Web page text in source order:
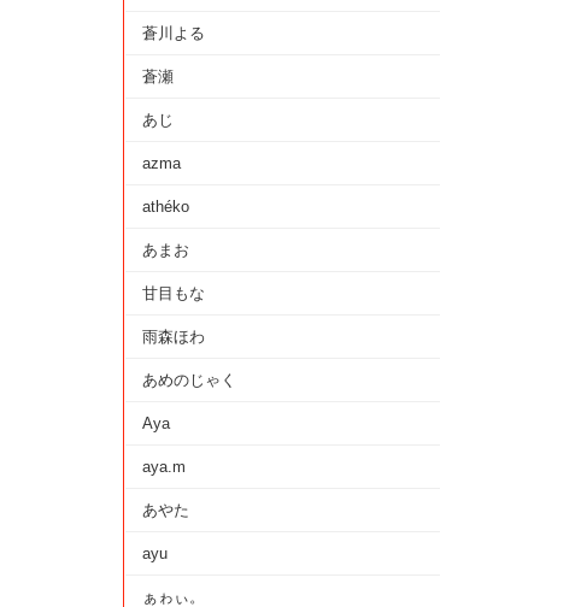
蒼川よる
蒼瀬
あじ
azma
athéko
あまお
甘目もな
雨森ほわ
あめのじゃく
Aya
aya.m
あやた
ayu
ぁゎぃ。